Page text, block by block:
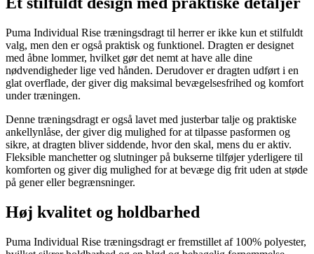
Puma Individual Rise træningsdragt til herrer er ikke kun et stilfuldt
valg, men den er også praktisk og funktionel. Dragten er designet
med åbne lommer, hvilket gør det nemt at have alle dine
nødvendigheder lige ved hånden. Derudover er dragten udført i en
glat overflade, der giver dig maksimal bevægelsesfrihed og komfort
under træningen.
Denne træningsdragt er også lavet med justerbar talje og praktiske
ankellynlåse, der giver dig mulighed for at tilpasse pasformen og
sikre, at dragten bliver siddende, hvor den skal, mens du er aktiv.
Fleksible manchetter og slutninger på bukserne tilføjer yderligere til
komforten og giver dig mulighed for at bevæge dig frit uden at støde
på gener eller begrænsninger.
Høj kvalitet og holdbarhed
Puma Individual Rise træningsdragt er fremstillet af 100% polyester,